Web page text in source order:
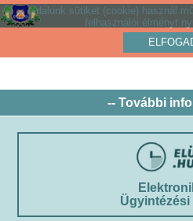
Weboldalunk sütiket (cookie) használ
felhasználói élményt
-- További
Ügyintézési